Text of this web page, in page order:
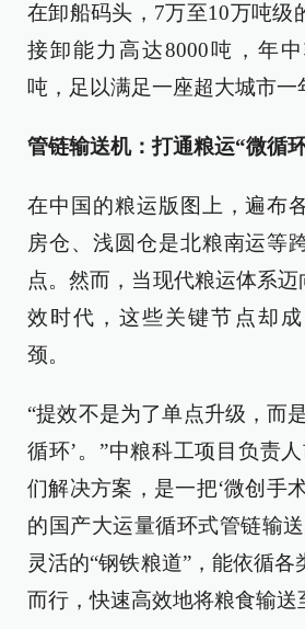
在卸船码头，7万至10万吨级
接卸能力高达8000吨，年
吨，足以满足一座超大城市一
管链输送机：打通粮运“微循
在中国的粮运版图上，遍布
房仓、浅圆仓是北粮南运等
点。然而，当现代粮运体系迈
效时代，这些关键节点却
颈。
“提效不是为了单点升级，而
循环’。”中粮科工项目负责
们解决方案，是一把‘微创
的国产大运量循环式管链输
灵活的“钢铁粮道”，能依循
而行，快速高效地将粮食输送